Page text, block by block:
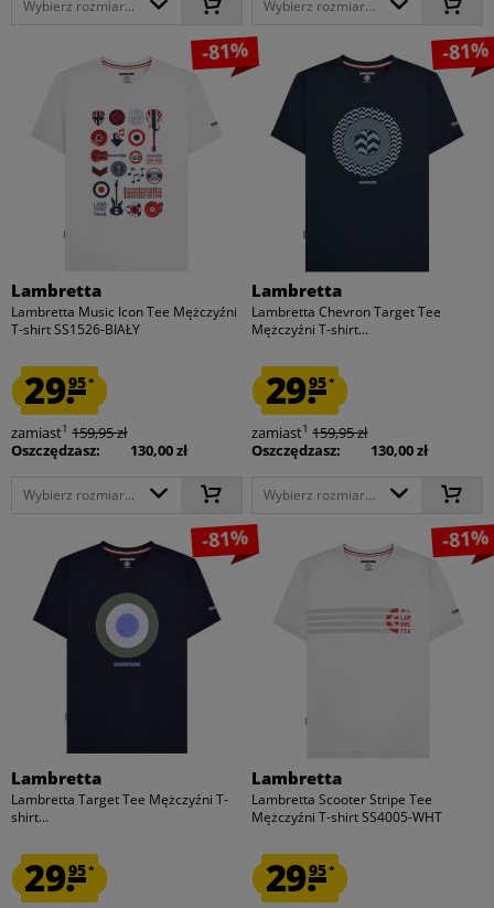
Wybierz rozmiar... Wybierz rozmiar...
-81%
Lambretta
Lambretta Music Icon Tee Mężczyźni
T-shirt SS1526-BIAŁY
29.95*
zamiast1 159,95 zł
Oszczędzasz:
130,00 zł
Wybierz rozmiar...
-81%
Lambretta
Lambretta Chevron Target Tee
Mężczyźni T-shirt...
29.95*
zamiast1 159,95 zł
Oszczędzasz:
130,00 zł
Wybierz rozmiar...
-81%
Lambretta
Lambretta Target Tee Mężczyźni T-
shirt...
29.95*
-81%
Lambretta
Lambretta Scooter Stripe Tee
Mężczyźni T-shirt SS4005-WHT
29.95*